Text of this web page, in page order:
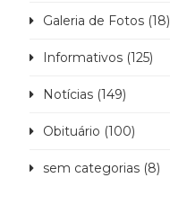
Galeria de Fotos (18)
Informativos (125)
Notícias (149)
Obituário (100)
sem categorias (8)